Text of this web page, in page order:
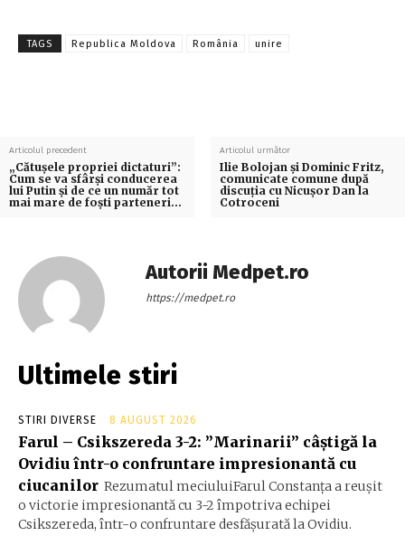
TAGS Republica Moldova România unire
Articolul precedent
„Cătușele propriei dictaturi”:
Cum se va sfârși conducerea
lui Putin și de ce un număr tot
mai mare de foști parteneri…
Articolul următor
Ilie Bolojan și Dominic Fritz,
comunicate comune după
discuția cu Nicușor Dan la
Cotroceni
Autorii Medpet.ro
https://medpet.ro
Ultimele stiri
STIRI DIVERSE 8 AUGUST 2026
Farul – Csikszereda 3-2: ”Marinarii” câștigă la
Ovidiu într-o confruntare impresionantă cu
ciucanilor Rezumatul meciuluiFarul Constanța a reușit
o victorie impresionantă cu 3-2 împotriva echipei
Csikszereda, într-o confruntare desfășurată la Ovidiu.